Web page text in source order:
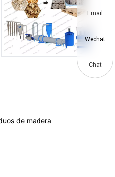
de madera
Email
Wechat
Chat